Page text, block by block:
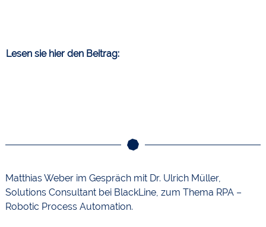
Lesen sie hier den Beitrag:
Matthias Weber im Gespräch mit Dr. Ulrich Müller,
Solutions Consultant bei BlackLine, zum Thema RPA –
Robotic Process Automation.